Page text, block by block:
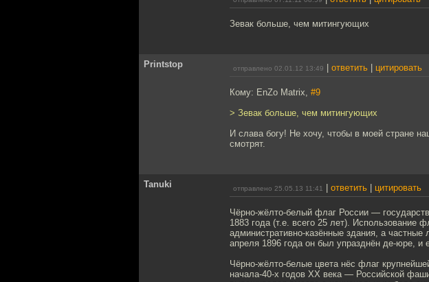
Зевак больше, чем митингующих
Printstop отправлено 02.01.12 13:49 ответить цитировать
Кому: EnZo Matrix, #9
> Зевак больше, чем митингующих
И слава богу! Не хочу, чтобы в моей стране
смотрят.
Tanuki отправлено 25.05.13 11:41 ответить цитировать
Чёрно-жёлто-белый флаг России —
1883 года (т.е. всего 25 лет). Использование
административно-казённые здания, а
апреля 1896 года он был упразднён де-юре, и
Чёрно-жёлто-белые цвета нёс флаг
начала-40-х годов XX века — Российской